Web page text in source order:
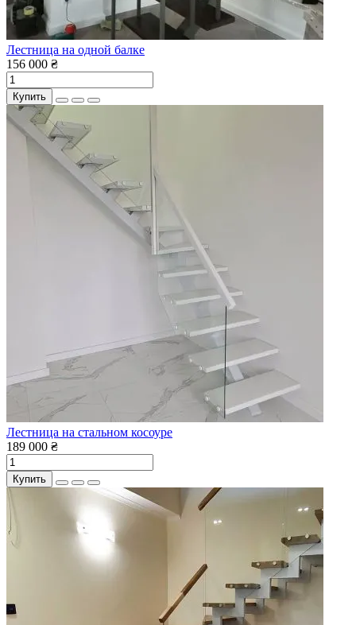
Лестница на одной балке
156 000 ₴
Купить
Лестница на стальном косоуре
189 000 ₴
Купить